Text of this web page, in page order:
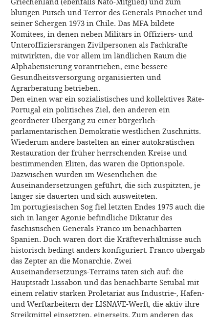
blutigen Putsch und Terror des Generals Pinochet und
seiner Schergen 1973 in Chile. Das MFA bildete
Komitees, in denen neben Militärs in Offiziers- und
Unteroffiziersrängen Zivilpersonen als Fachkräfte
mitwirkten, die vor allem im ländlichen Raum die
Alphabetisierung vorantrieben, eine bessere
Gesundheitsversorgung organisierten und
Agrarberatung betrieben.
Den einen war ein sozialistisches und kollektives Räte-
Portugal ein politisches Ziel, den anderen ein
geordneter Übergang zu einer bürgerlich-
parlamentarischen Demokratie westlichen Zuschnitts.
Wiederum andere bastelten an einer autokratischen
Restauration der früher herrschenden Kreise und
bestimmenden Eliten, das waren die Optionspole.
Dazwischen wurden im Wesentlichen die
Auseinandersetzungen geführt, die sich zuspitzten, je
länger sie dauerten und sich ausweiteten.
Im portugiesischen Sog fiel letzten Endes 1975 auch die
sich in langer Agonie befindliche Diktatur des
faschistischen Generals Franco im benachbarten
Spanien. Doch waren dort die Kräfteverhältnisse auch
historisch bedingt anders konfiguriert. Franco übergab
das Zepter an die Monarchie. Zwei
Auseinandersetzungs-Terrains taten sich auf: die
Hauptstadt Lissabon und das benachbarte Setubal mit
einem relativ starken Proletariat aus Industrie-, Hafen-
und Werftarbeitern der LISNAVE-Werft, die aktiv ihre
Streikmittel einsetzten, einerseits. Zum anderen das